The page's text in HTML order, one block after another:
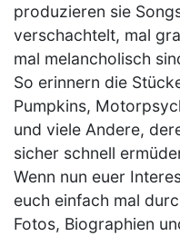
produzieren sie
verschachtelt, mal
mal melancholisch
So erinnern die
Pumpkins,
und viele Andere,
sicher schnell
Wenn nun euer
euch einfach mal
Fotos, Biographien